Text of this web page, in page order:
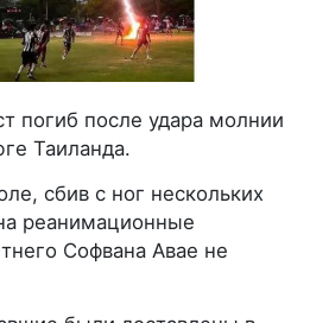
погиб после удара молнии
Таиланда.
сбив с ног нескольких
реанимационные
Софвана Авае не